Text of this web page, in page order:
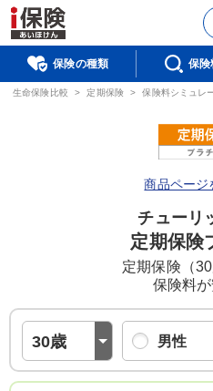
保険の種類 保険
生命保険比較 > 定期保険 > 保険料シミュレ
商品ページ
チューリ
定期保険
定期保険（
保険料
男性